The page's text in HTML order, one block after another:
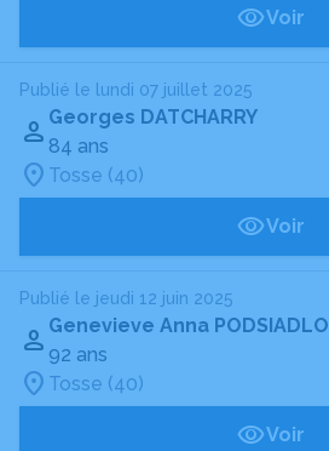
Voir
Publié le lundi 07 juillet 2025
Georges DATCHARRY
84 ans
Tosse (40)
Voir
Publié le jeudi 12 juin 2025
Genevieve Anna PODSIADLO
92 ans
Tosse (40)
Voir